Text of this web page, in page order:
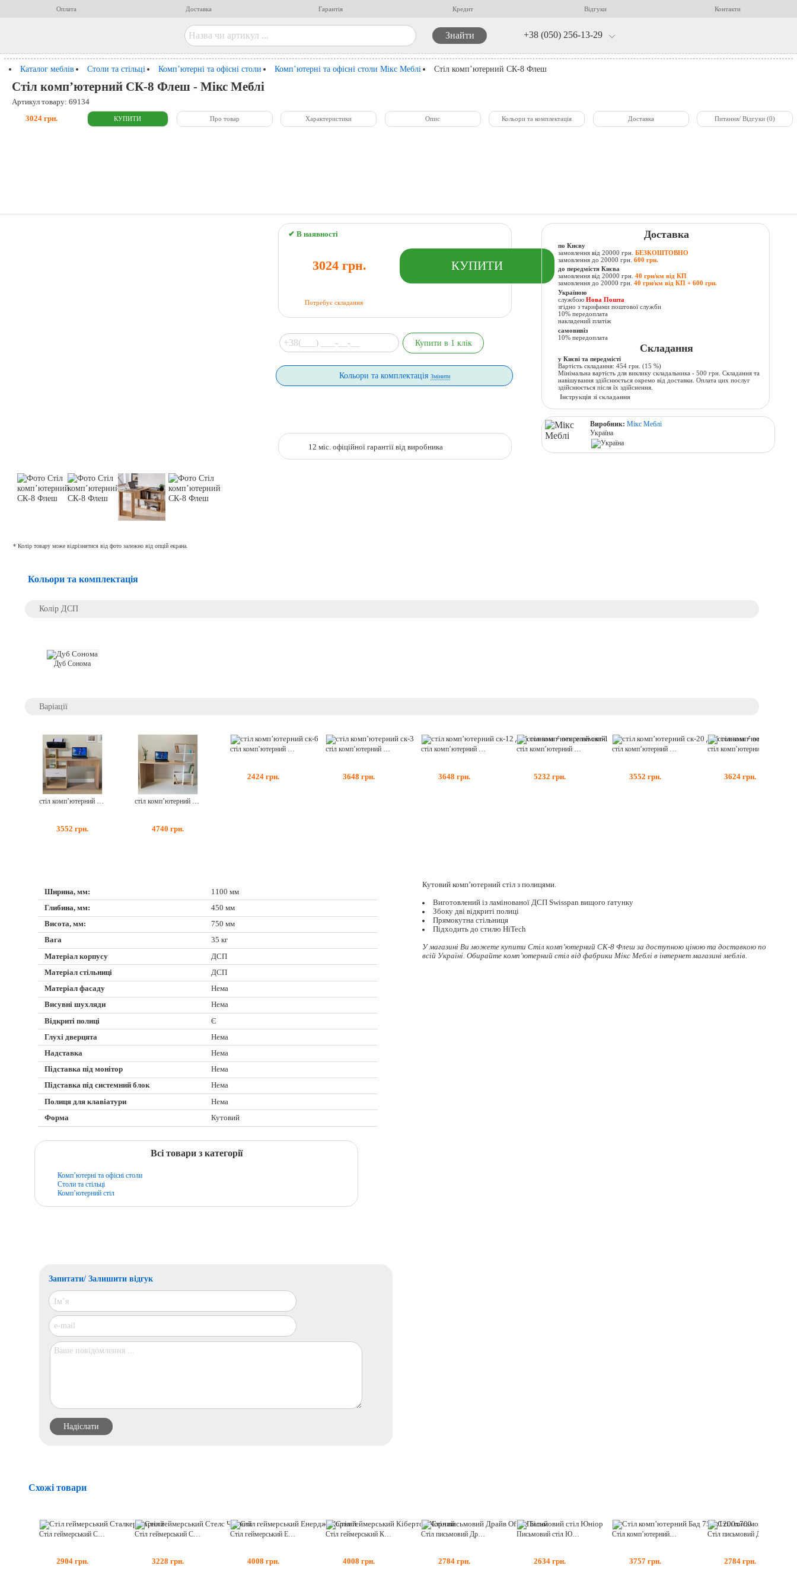
Оплата Доставка Гарантія Кредит Відгуки Контакти
+38 (050) 256-13-29
Каталог меблів Столи та стільці Комп’ютерні та офісні столи Комп’ютерні та офісні столи Мікс Меблі Стіл комп’ютерний СК-8 Флеш
Стіл комп’ютерний СК-8 Флеш - Мікс Меблі
Артикул товару: 69134
3024 грн. Про товар Характеристики Опис Кольори та комплектація Доставка Питання/ Відгуки (0)
* Колір товару може відрізнятися від фото залежно від опцій екрана.
✔ В наявності
3024 грн.
Потребує складання
Кольори та комплектація Змінити
12 міс. офіційної гарантії від виробника
Доставка
по Києву
замовлення від 20000 грн. БЕЗКОШТОВНО
замовлення до 20000 грн. 600 грн.
до передмістя Києва
замовлення від 20000 грн. 40 грн/км від КП
замовлення до 20000 грн. 40 грн/км від КП + 600 грн.
Україною
службою Нова Пошта
згідно з тарифами поштової служби
10% передоплата
накладений платіж
самовивіз
10% передоплата
Складання
у Києві та передмісті
Вартість складання: 454 грн. (15 %)
Мінімальна вартість для виклику складальника - 500 грн. Складання та
навішування здійснюється окремо від доставки. Оплата цих послуг
здійснюється після їх здійснення.
Інструкція зі складання
Виробник: Мікс Меблі
Україна
Кольори та комплектація
Колір ДСП
Дуб Сонома
Варіації
стіл комп’ютерний ск-20 дуб сонома + дуб атланта
3552 грн.
стіл комп’ютерний ск-2
4740 грн.
стіл комп’ютерний ск-6
2424 грн.
стіл комп’ютерний ск-3
3648 грн.
стіл комп’ютерний ск-12 дуб сонома + венге темний
3648 грн.
стіл комп’ютерний скт-1
5232 грн.
стіл комп’ютерний ск-20 дуб сонома + венге темний
3552 грн. 3624 грн.
Ширина, мм:
1100 мм
Глибина, мм:
450 мм
Висота, мм:
750 мм
Вага
35 кг
Матеріал корпусу
ДСП
Матеріал стільниці
ДСП
Матеріал фасаду
Нема
Висувні шухляди
Нема
Відкриті полиці
Є
Глухі дверцята
Нема
Надставка
Нема
Підставка під монітор
Нема
Підставка під системний блок
Нема
Полиця для клавіатури
Нема
Форма
Кутовий
Всі товари з категорії
Комп’ютерні та офісні столи
Столи та стільці
Комп’ютерний стіл
Кутовий комп’ютерний стіл з полицями.
Виготовлений із ламінованої ДСП Swisspan вищого ґатунку
Збоку дві відкриті полиці
Прямокутна стільниця
Підходить до стилю HiTech
У магазині Ви можете купити Стіл комп’ютерний СК-8 Флеш за доступною ціною та доставкою по
всій Україні. Обирайте комп’ютерний стілвід фабрики Мікс Меблі в інтернет магазині меблів.
Запитати/ Залишити відгук
Схожі товари
2904 грн. 3228 грн. 4008 грн. 4008 грн. 2784 грн.
Письмовий стіл Юніор
2634 грн.
Стіл комп’ютерний Бад 750x1200x700
3757 грн. 2784 грн.